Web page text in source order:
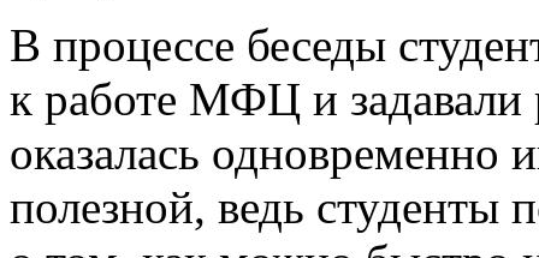
В процессе беседы
к работе МФЦ и задавали
оказалась одновременно
полезной, ведь